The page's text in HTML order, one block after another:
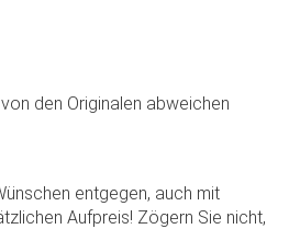
den Originalen abweichen
entgegen, auch mit
Aufpreis! Zögern Sie nicht,